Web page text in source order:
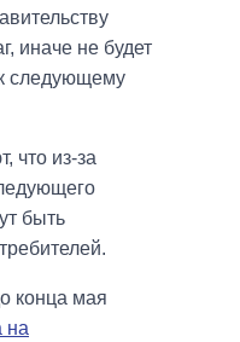
иначе не будет
следующему
что из-за
быть
конца мая
на